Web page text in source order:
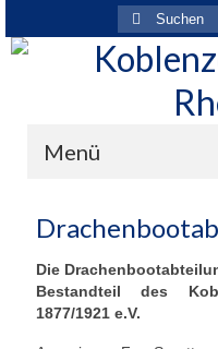
Suchen
nach:
Menü
Die
Bestandteil des
1877/1921 e.V.